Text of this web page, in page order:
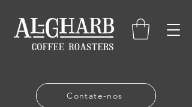
Contate-nos